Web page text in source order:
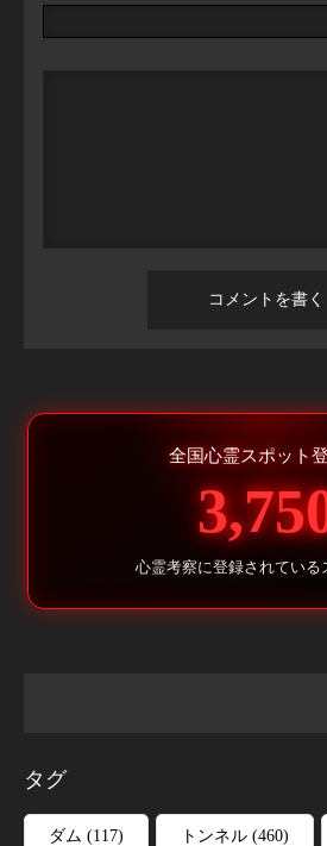
全国心霊スポット
心霊考察に登録されている
タグ
ダム (117) トンネル (460)